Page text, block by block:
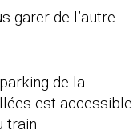
garer de l’autre
de la
est accessible
train